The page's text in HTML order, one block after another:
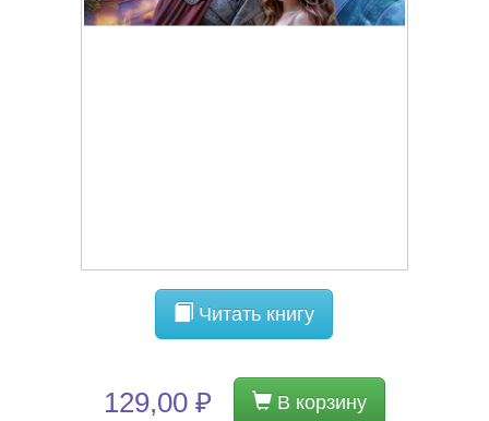
Читать книгу
129,00 ₽ В корзину